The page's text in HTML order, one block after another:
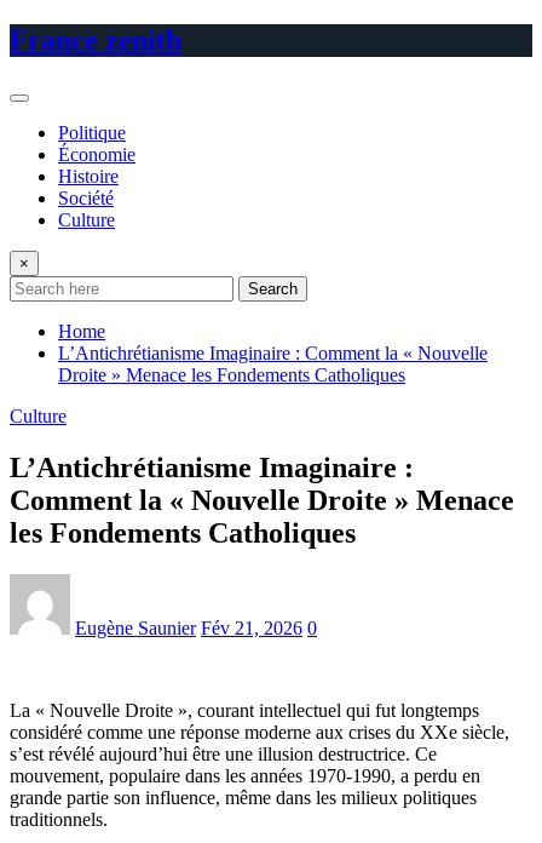
Skip
to
France zenith
Politique
Économie
Histoire
Société
Culture
×
Search
Home
L’Antichrétianisme Imaginaire : Comment la « Nouvelle
Droite » Menace les Fondements Catholiques
Culture
L’Antichrétianisme Imaginaire :
Comment la « Nouvelle Droite » Menace
les Fondements Catholiques
Eugène Saunier Fév 21, 2026 0
La « Nouvelle Droite », courant intellectuel qui fut longtemps
considéré comme une réponse moderne aux crises du XXe siècle,
s’est révélé aujourd’hui être une illusion destructrice. Ce
mouvement, populaire dans les années 1970-1990, a perdu en
grande partie son influence, même dans les milieux politiques
traditionnels.